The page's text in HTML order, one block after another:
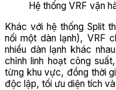
Hệ thống VRF vận
Khác với hệ thống Split
nối một dàn lạnh), VRF
nhiều dàn lạnh khác
chỉnh linh hoạt công
từng khu vực, đồng thời
độc lập, tối ưu diện tích